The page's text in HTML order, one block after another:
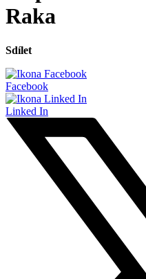
Raka
Sdílet
Facebook
Linked In